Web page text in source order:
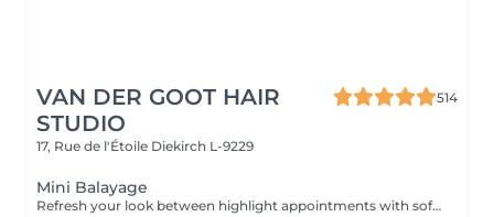
VAN DER GOOT HAIR
STUDIO
514
17, Rue de l'Étoile Diekirch L-9229
Mini Balayage
Refresh your look between highlight appointments with soft face-framing and subtle balayage accents that brighten the face. Perfect for special occasions or when you want to add light without committing to a full highlight service. Gloss and toning are included for a luminous, beautifully blended finish.